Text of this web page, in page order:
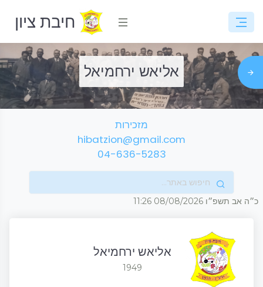
חיבת ציון
אליאש ירחמיאל
מזכירות
hibatzion@gmail.com
04-636-5283
כ״ה אב תשפ״ו 08/08/2026
11:26
אליאש ירחמיאל
1949